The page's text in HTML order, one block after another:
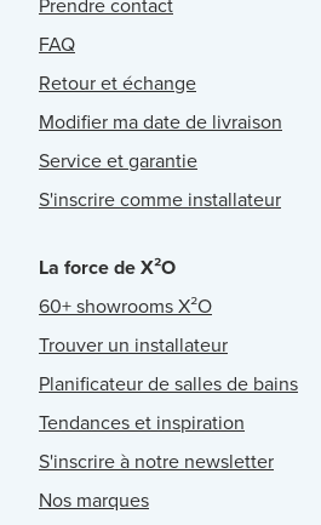
Prendre contact
FAQ
Retour et échange
Modifier ma date de livraison
Service et garantie
S'inscrire comme installateur
La force de X²O
60+ showrooms X²O
Trouver un installateur
Planificateur de salles de bains
Tendances et inspiration
S'inscrire à notre newsletter
Nos marques